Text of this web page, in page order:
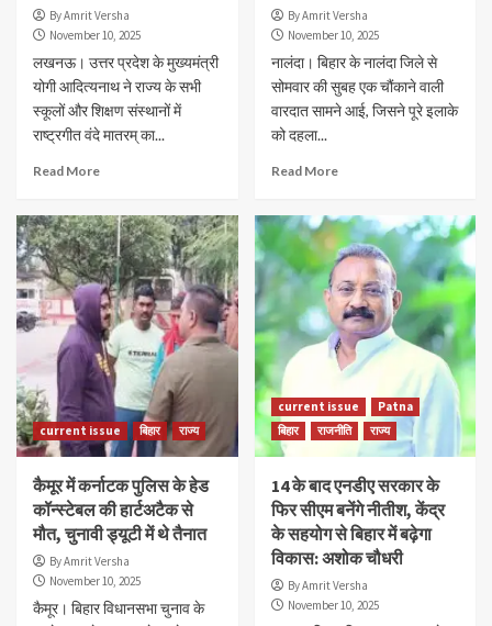
By Amrit Versha
November 10, 2025
लखनऊ। उत्तर प्रदेश के मुख्यमंत्री
योगी आदित्यनाथ ने राज्य के सभी
स्कूलों और शिक्षण संस्थानों में
राष्ट्रगीत वंदे मातरम् का...
Read More
By Amrit Versha
November 10, 2025
नालंदा। बिहार के नालंदा जिले से
सोमवार की सुबह एक चौंकाने वाली
वारदात सामने आई, जिसने पूरे इलाके
को दहला...
Read More
current issue बिहार राज्य
कैमूर में कर्नाटक पुलिस के हेड
कॉन्स्टेबल की हार्टअटैक से
मौत, चुनावी ड्यूटी में थे तैनात
By Amrit Versha
November 10, 2025
कैमूर। बिहार विधानसभा चुनाव के
current issue
Patna
बिहार
राजनीति राज्य
14 के बाद एनडीए सरकार के
फिर सीएम बनेंगे नीतीश, केंद्र
के सहयोग से बिहार में बढ़ेगा
विकास: अशोक चौधरी
By Amrit Versha
November 10, 2025